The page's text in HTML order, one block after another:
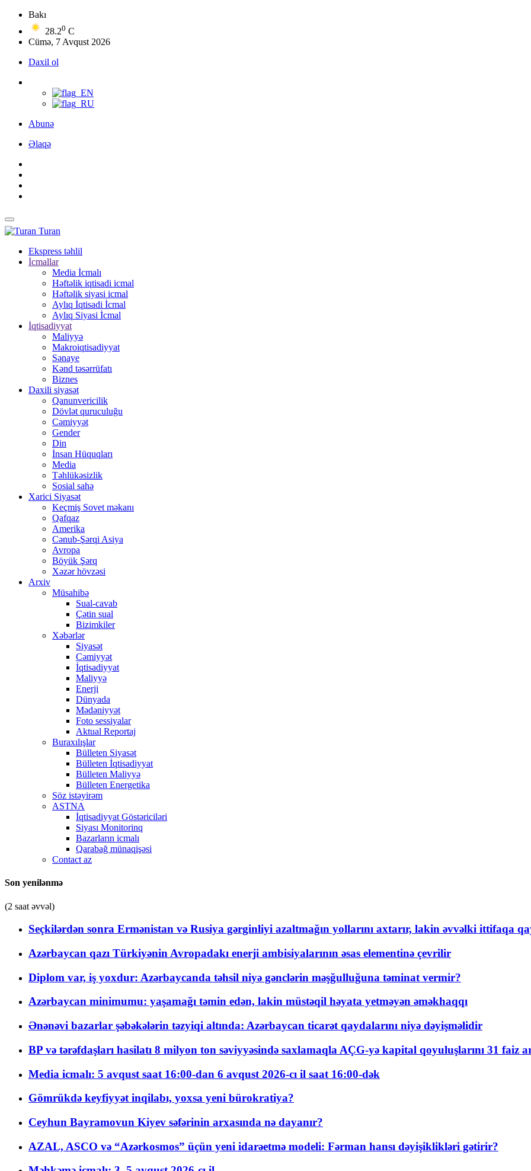
Bakı
28.20 C
Cümə, 7 Avqust 2026
Daxil ol
Abunə
Əlaqə
Turan
Ekspress təhlil
İcmallar
Media İcmalı
Həftəlik iqtisadi icmal
Həftəlik siyasi icmal
Aylıq İqtisadi İcmal
Aylıq Siyasi İcmal
İqtisadiyyat
Maliyyə
Makroiqtisadiyyat
Sənaye
Kənd təsərrüfatı
Biznes
Daxili siyasət
Qanunvericilik
Dövlət quruculuğu
Cəmiyyət
Gender
Din
İnsan Hüquqları
Media
Təhlükəsizlik
Sosial sahə
Xarici Siyasət
Keçmiş Sovet məkanı
Qafqaz
Amerika
Cənub-Şərqi Asiya
Avropa
Böyük Şərq
Xəzər hövzəsi
Arxiv
Müsahibə
Sual-cavab
Çətin sual
Bizimkiler
Xəbərlər
Siyasət
Cəmiyyət
İqtisadiyyat
Maliyyə
Enerji
Dünyada
Mədəniyyət
Foto sessiyalar
Aktual Reportaj
Buraxılışlar
Bülleten Siyasət
Bülleten İqtisadiyyat
Bülleten Maliyyə
Bülleten Energetika
Söz istəyirəm
ASTNA
İqtisadiyyat Göstəriciləri
Siyası Monitorinq
Bazarların icmalı
Qarabağ münaqişəsi
Contact az
Son yenilənmə
(2 saat əvvəl)
Seçkilərdən sonra Ermənistan və Rusiya gərginliyi azaltmağın yollarını axtarır, lakin əvvəlki ittifaqa
Azərbaycan qazı Türkiyənin Avropadakı enerji ambisiyalarının əsas elementinə çevrilir
Diplom var, iş yoxdur: Azərbaycanda təhsil niyə gənclərin məşğulluğuna təminat vermir?
Azərbaycan minimumu: yaşamağı təmin edən, lakin müstəqil həyata yetməyən əməkhaqqı
Ənənəvi bazarlar şəbəkələrin təzyiqi altında: Azərbaycan ticarət qaydalarını niyə dəyişməlidir
BP və tərəfdaşları hasilatı 8 milyon ton səviyyəsində saxlamaqla AÇG-yə kapital qoyuluşlarını 31 faiz
Media icmalı: 5 avqust saat 16:00-dan 6 avqust 2026-cı il saat 16:00-dək
Gömrükdə keyfiyyət inqilabı, yoxsa yeni bürokratiya?
Ceyhun Bayramovun Kiyev səfərinin arxasında nə dayanır?
AZAL, ASCO və “Azərkosmos” üçün yeni idarəetmə modeli: Fərman hansı dəyişiklikləri gətirir?